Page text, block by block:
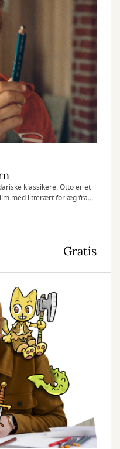
klassikere. Otto er et
med litterært forlæg fra
Lund Kirkegård.
Gratis